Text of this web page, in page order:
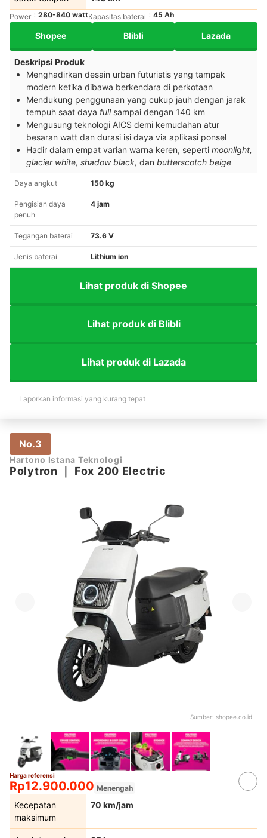
Power 280-840 wattKapasitas baterai 45 Ah
Shopee Blibli Lazada
Deskripsi Produk
Menghadirkan desain urban futuristis yang tampak
modern ketika dibawa berkendara di perkotaan
Mendukung penggunaan yang cukup jauh dengan jarak
tempuh saat daya full sampai dengan 140 km
Mengusung teknologi AICS demi kemudahan atur
besaran watt dan durasi isi daya via aplikasi ponsel
Hadir dalam empat varian warna keren, seperti moonlight,
glacier white, shadow black, dan butterscotch beige
Daya angkut 150 kg
Pengisian daya
penuh
4 jam
Tegangan baterai 73.6 V
Jenis baterai Lithium ion
Lihat produk di Shopee
Lihat produk di Blibli
Lihat produk di Lazada
Laporkan informasi yang kurang tepat
No.3
Hartono Istana Teknologi
Polytron Fox 200 Electric
Sumber: shopee.co.id
Harga referensi
Rp12.900.000 Menengah
Kecepatan
maksimum
70 km/jam